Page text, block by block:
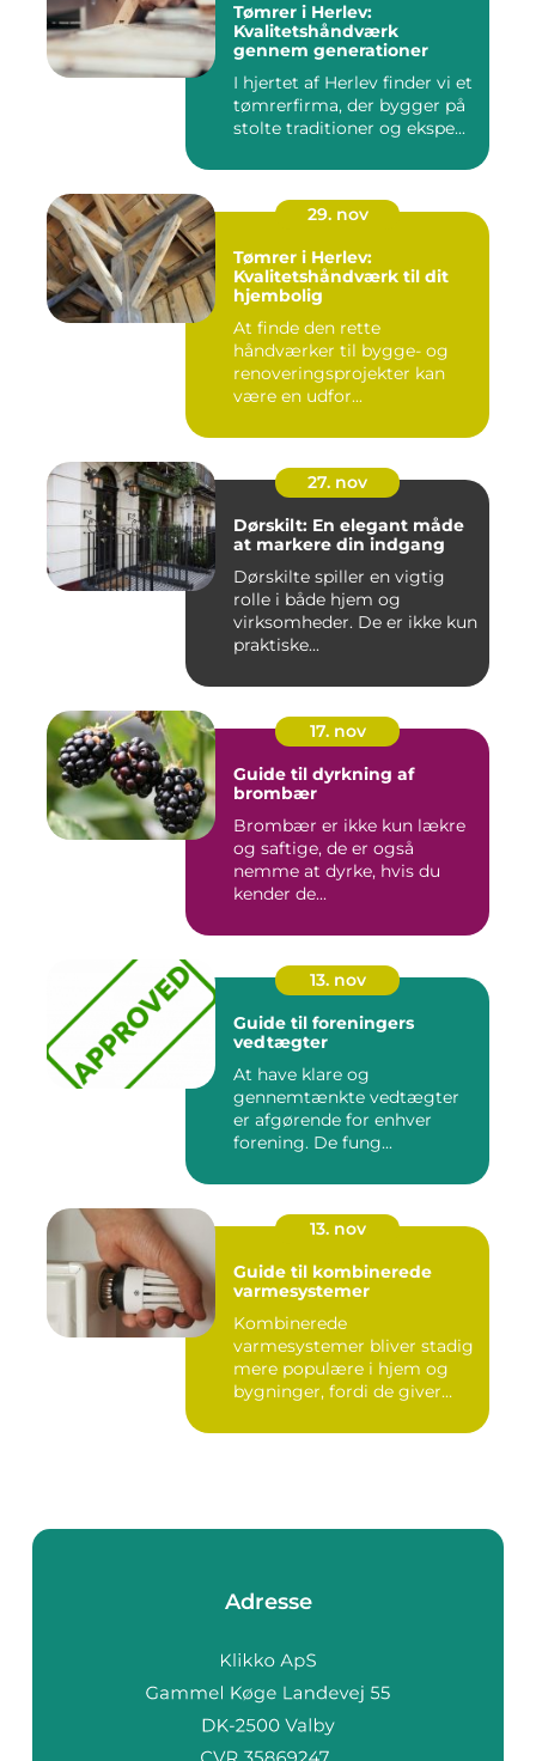
Tømrer i Herlev:
Kvalitetshåndværk
gennem generationer
I hjertet af Herlev finder vi et
tømrerfirma, der bygger på
stolte traditioner og ekspe...
29. nov
Tømrer i Herlev:
Kvalitetshåndværk til dit
hjembolig
At finde den rette
håndværker til bygge- og
renoveringsprojekter kan
være en udfor...
27. nov
Dørskilt: En elegant måde
at markere din indgang
Dørskilte spiller en vigtig
rolle i både hjem og
virksomheder. De er ikke kun
praktiske...
17. nov
Guide til dyrkning af
brombær
Brombær er ikke kun lækre
og saftige, de er også
nemme at dyrke, hvis du
kender de...
13. nov
Guide til foreningers
vedtægter
At have klare og
gennemtænkte vedtægter
er afgørende for enhver
forening. De fung...
13. nov
Guide til kombinerede
varmesystemer
Kombinerede
varmesystemer bliver stadig
mere populære i hjem og
bygninger, fordi de giver
Adresse